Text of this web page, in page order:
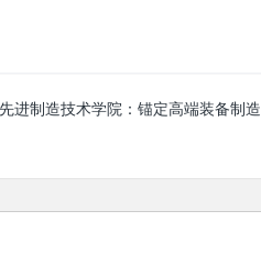
进制造技术学院：锚定高端装备制造